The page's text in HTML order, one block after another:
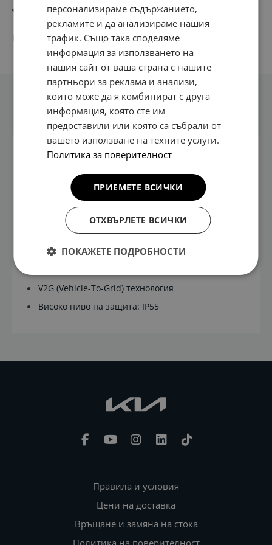
Подходяща е за вътрешен и външен монтаж
PN: СТАНЦИЯ ЗАРЯДНА HYPERCHARGER 50
Техническа информация
Размери: 1300 x 520 x 250 мм
Тегло: 95 - 145 кг
Изходно напрежение: 50 V - 1000 V
Изходяща мощност: - 50 kW при зареждане на 1
автомобил - 2 x 25 kW при успоредно зареждане
Тип конектор: CCS1 и CCS2 (150 A); CHAdeMO
V2G (Vehicle-To-Grid) технология
Високо ниво на защита: IP55
Правила и условия
Цени на доставка
Връщане и замяна на стока
Политика на поверителност
персонализираме съдържанието,
рекламите и да анализираме нашия
трафик. Също така споделяме
информация за използването на
нашия сайт от ваша страна с нашите
партньори за реклама и анализи,
които може да я комбинират с друга
информация, която сте им
предоставили или която са събрали от
вашето използване на техните услуги.
Политика за поверителност
ПРИЕМЕТЕ ВСИЧКИ
ОТХВЪРЛЕТЕ ВСИЧКИ
ПОКАЖЕТЕ ПОДРОБНОСТИ